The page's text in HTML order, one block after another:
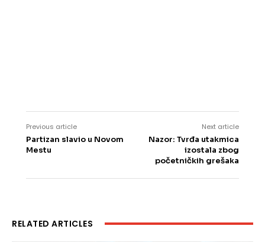
Previous article
Partizan slavio u Novom
Mestu
Next article
Nazor: Tvrđa utakmica
izostala zbog
početničkih grešaka
RELATED ARTICLES